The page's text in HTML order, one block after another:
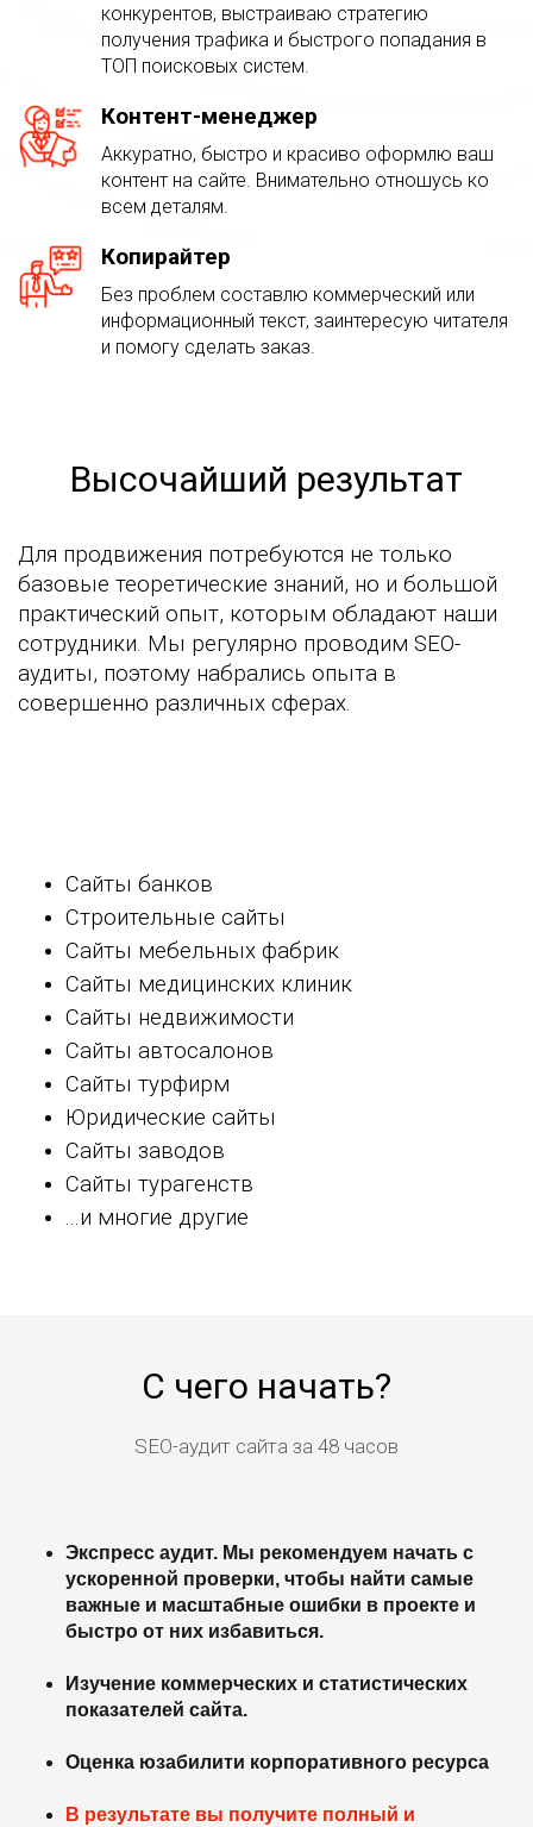
конкурентов, выстраиваю стратегию
получения трафика и быстрого попадания в
ТОП поисковых систем.
Контент-менеджер
Аккуратно, быстро и красиво оформлю ваш
контент на сайте. Внимательно отношусь ко
всем деталям.
Копирайтер
Без проблем составлю коммерческий или
информационный текст, заинтересую читателя
и помогу сделать заказ.
Высочайший результат
Для продвижения потребуются не только
базовые теоретические знаний, но и большой
практический опыт, которым обладают наши
сотрудники. Мы регулярно проводим SEO-
аудиты, поэтому набрались опыта в
совершенно различных сферах.
Сайты банков
Строительные сайты
Сайты мебельных фабрик
Сайты медицинских клиник
Сайты недвижимости
Сайты автосалонов
Сайты турфирм
Юридические сайты
Сайты заводов
Сайты турагенств
...и многие другие
С чего начать?
SEO-аудит сайта за 48 часов
Экспресс аудит. Мы рекомендуем начать с
ускоренной проверки, чтобы найти самые
важные и масштабные ошибки в проекте и
быстро от них избавиться.
Изучение коммерческих и статистических
показателей сайта.
Оценка юзабилити корпоративного ресурса
В результате вы получите полный и